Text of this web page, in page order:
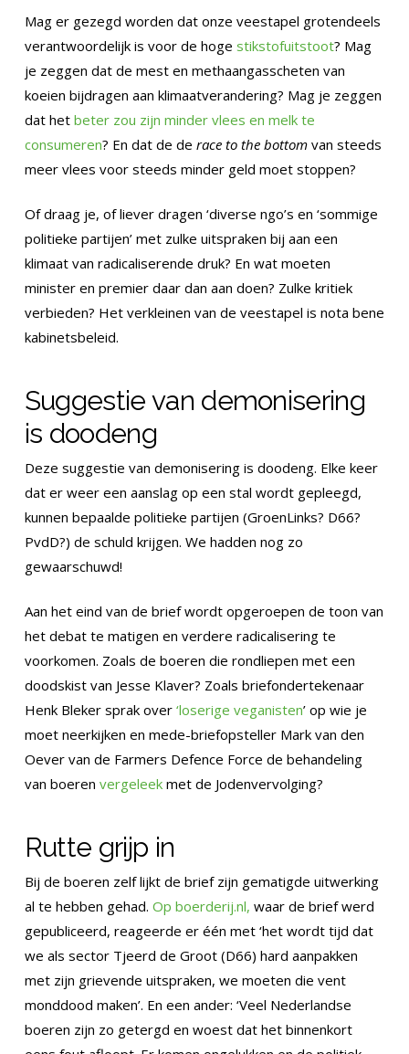
Mag er gezegd worden dat onze veestapel grotendeels
verantwoordelijk is voor de hoge stikstofuitstoot? Mag
je zeggen dat de mest en methaangasscheten van
koeien bijdragen aan klimaatverandering? Mag je zeggen
dat het beter zou zijn minder vlees en melk te
consumeren? En dat de de race to the bottomvan steeds
meer vlees voor steeds minder geld moet stoppen?
Of draag je, of liever dragen ‘diverse ngo’s en ‘sommige
politieke partijen’ met zulke uitspraken bij aan een
klimaat van radicaliserende druk? En wat moeten
minister en premier daar dan aan doen? Zulke kritiek
verbieden? Het verkleinen van de veestapel is nota bene
kabinetsbeleid.
Suggestie van demonisering
is doodeng
Deze suggestie van demonisering is doodeng. Elke keer
dat er weer een aanslag op een stal wordt gepleegd,
kunnen bepaalde politieke partijen (GroenLinks? D66?
PvdD?) de schuld krijgen. We hadden nog zo
gewaarschuwd!
Aan het eind van de brief wordt opgeroepen de toon van
het debat te matigen en verdere radicalisering te
voorkomen. Zoals de boeren die rondliepen met een
doodskist van Jesse Klaver? Zoals briefondertekenaar
Henk Bleker sprak over ‘loserige veganisten’ op wie je
moet neerkijken en mede-briefopsteller Mark van den
Oever van de Farmers Defence Force de behandeling
van boeren vergeleekmet de Jodenvervolging?
Rutte grijp in
Bij de boeren zelf lijkt de brief zijn gematigde uitwerking
al te hebben gehad. Op boerderij.nl, waar de brief werd
gepubliceerd, reageerde er één met ‘het wordt tijd dat
we als sector Tjeerd de Groot (D66) hard aanpakken
met zijn grievende uitspraken, we moeten die vent
monddood maken’. En een ander: ‘Veel Nederlandse
boeren zijn zo getergd en woest dat het binnenkort